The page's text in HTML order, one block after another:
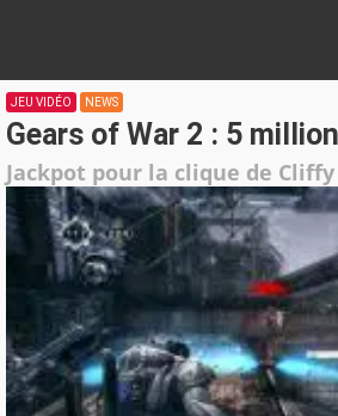
JEU VIDÉO NEWS
Gears of War 2 : 5
Jackpot pour la clique de Cliffy